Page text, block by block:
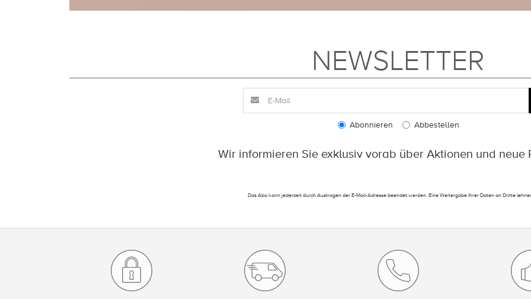
NEWSLETTER
Abonnieren Abbestellen
Wir informieren Sie exklusiv vorab über Aktionen und neue
Das Abo kann jederzeit durch Austragen der E-Mail-Adresse beendet werden. Eine Weitergabe Ihrer Daten an Dritte